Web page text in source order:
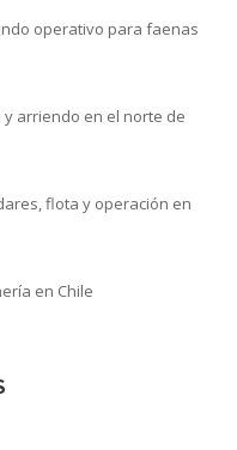
operativo para faenas
y arriendo en el norte de
flota y operación en
en Chile